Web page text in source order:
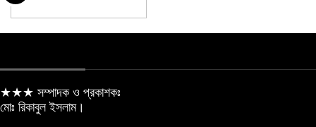
★★★ সম্পাদক ও প্রকাশকঃ
মোঃ রিকাবুল ইসলাম।